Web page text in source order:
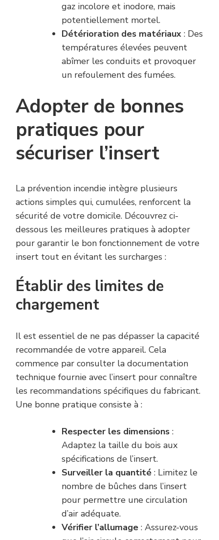
gaz incolore et inodore, mais
potentiellement mortel.
Détérioration des matériaux : Des
températures élevées peuvent
abîmer les conduits et provoquer
un refoulement des fumées.
Adopter de bonnes
pratiques pour
sécuriser l’insert
La prévention incendie intègre plusieurs
actions simples qui, cumulées, renforcent la
sécurité de votre domicile. Découvrez ci-
dessous les meilleures pratiques à adopter
pour garantir le bon fonctionnement de votre
insert tout en évitant les surcharges :
Établir des limites de
chargement
Il est essentiel de ne pas dépasser la capacité
recommandée de votre appareil. Cela
commence par consulter la documentation
technique fournie avec l’insert pour connaître
les recommandations spécifiques du fabricant.
Une bonne pratique consiste à :
Respecter les dimensions :
Adaptez la taille du bois aux
spécifications de l’insert.
Surveiller la quantité : Limitez le
nombre de bûches dans l’insert
pour permettre une circulation
d’air adéquate.
Vérifier l’allumage : Assurez-vous